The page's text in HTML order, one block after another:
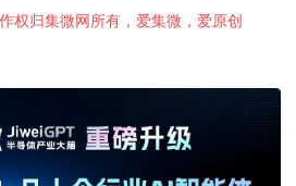
权归集微网所有，爱集微，爱原创